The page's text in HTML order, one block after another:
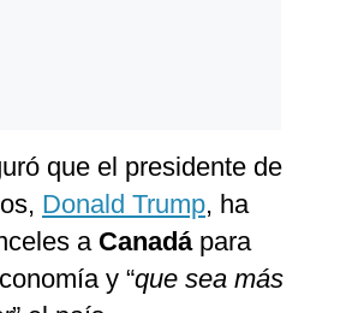
que el presidente de
Donald Trump, ha
a Canadá para
y “que sea más